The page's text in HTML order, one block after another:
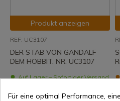
Produkt anzeigen
REF: UC3107
DER STAB VON GANDALF
DEM HOBBIT. NR. UC3107
Auf Lager – Sofortiger Versand
Für eine optimal Performance,